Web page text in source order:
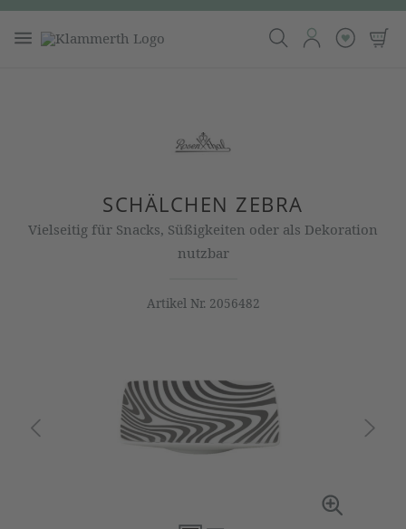
SCHÄLCHEN ZEBRA
Vielseitig für Snacks, Süßigkeiten oder als Dekoration
nutzbar
Artikel Nr. 2056482